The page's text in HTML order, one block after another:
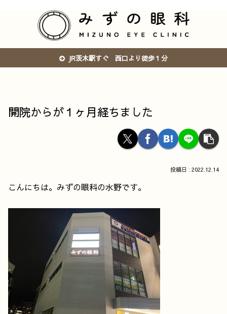
JR茨木駅すぐ 西口より徒歩１分
開院からが１ヶ月経ちました
2022.12.14
こんにちは。みずの眼科の水野です。